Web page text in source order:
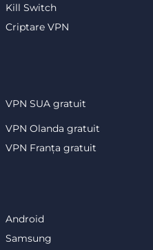
Kill Switch
Criptare VPN
Android
Samsung
VPN SUA gratuit
VPN Olanda gratuit
VPN Franța gratuit